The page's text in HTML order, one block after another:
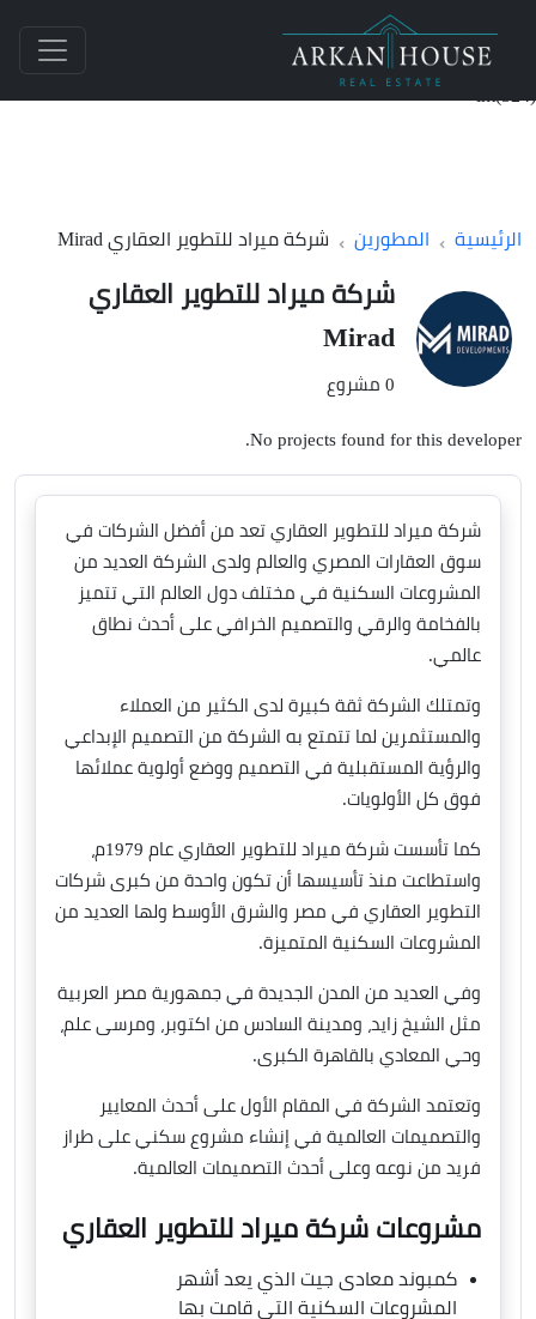
الرئيسية المطورين شركة ميراد للتطوير العقاري Mirad
شركة ميراد للتطوير العقاري
Mirad
0 مشروع
No projects found for this developer.
شركة ميراد للتطوير العقاري تعد من أفضل الشركات في
سوق العقارات المصري والعالم ولدى الشركة العديد من
المشروعات السكنية في مختلف دول العالم التي تتميز
بالفخامة والرقي والتصميم الخرافي على أحدث نطاق
عالمي.
وتمتلك الشركة ثقة كبيرة لدى الكثير من العملاء
والمستثمرين لما تتمتع به الشركة من التصميم الإبداعي
والرؤية المستقبلية في التصميم ووضع أولوية عملائها
فوق كل الأولويات.
كما تأسست شركة ميراد للتطوير العقاري عام 1979م،
واستطاعت منذ تأسيسها أن تكون واحدة من كبرى شركات
التطوير العقاري في مصر والشرق الأوسط ولها العديد من
المشروعات السكنية المتميزة.
وفي العديد من المدن الجديدة في جمهورية مصر العربية
مثل الشيخ زايد، ومدينة السادس من اكتوبر، ومرسى علم،
وحي المعادي بالقاهرة الكبرى.
وتعتمد الشركة في المقام الأول على أحدث المعايير
والتصميمات العالمية في إنشاء مشروع سكني على طراز
فريد من نوعه وعلى أحدث التصميمات العالمية.
مشروعات شركة ميراد للتطوير العقاري
كمبوند معادى جيت الذي يعد أشهر
المشروعات السكنية التي قامت بها